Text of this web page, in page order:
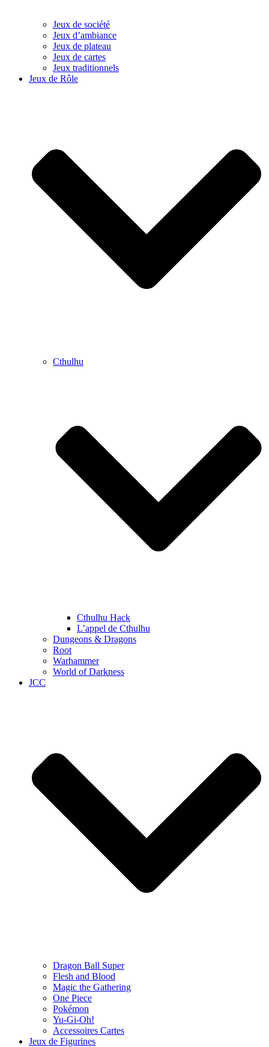
Jeux de société
Jeux d’ambiance
Jeux de plateau
Jeux de cartes
Jeux traditionnels
Jeux de Rôle
Cthulhu
Cthulhu Hack
L’appel de Cthulhu
Dungeons & Dragons
Root
Warhammer
World of Darkness
JCC
Dragon Ball Super
Flesh and Blood
Magic the Gathering
One Piece
Pokémon
Yu-Gi-Oh!
Accessoires Cartes
Jeux de Figurines